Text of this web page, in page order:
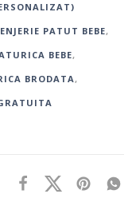
PATUT BEBE,
BEBE,
BRODATA,